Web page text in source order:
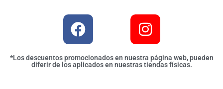
*Los descuentos promocionados en nuestra página web, pueden
diferir de los aplicados en nuestras tiendas físicas.